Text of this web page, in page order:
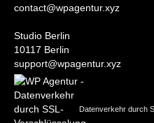
contact@wpagentur.xyz
Studio Berlin
10117 Berlin
support@wpagentur.xyz
Datenverkehr durch